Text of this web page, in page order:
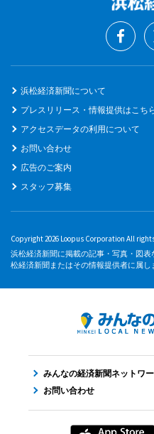
浜松経済新聞について
プレスリリース・情報提供はこち
アクセスデータの利用について
お問い合わせ
広告のご案内
スタッフ募集
Copyright 2026 Loopus Corporation All
浜松経済新聞に掲載の記事・写真・図
松経済新聞またはその情報提供者に属し
みんなの経済新聞ネットワ
お問い合わせ